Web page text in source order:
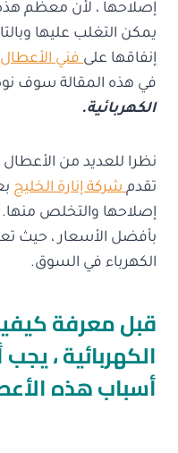
إصلاحها ، لأن معظم
يمكن التغلب عليها
إنفاقها علىفني الأعطال
في هذه المقالة سوف
الكهربائية.
نظرا للعديد من
تقدمشركة إنارة الخليج
إصلاحها والتخلص
بأفضل الأسعار ، حيث
الكهرباء في السوق.
قبل معرفة
الكهربائية ،
أسباب هذه